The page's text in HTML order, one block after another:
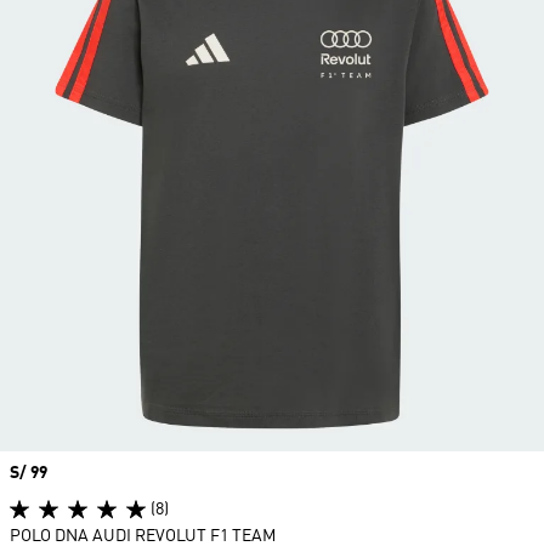
Precio
S/ 99
(8)
POLO DNA AUDI REVOLUT F1 TEAM